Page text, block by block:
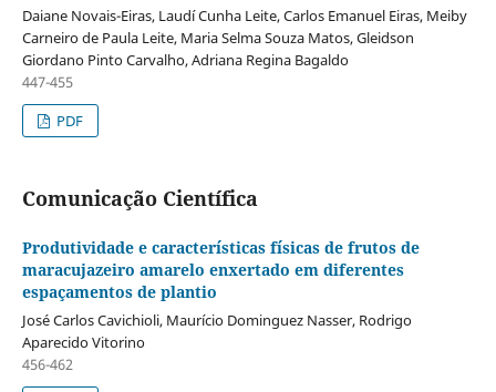
Daiane Novais-Eiras, Laudí Cunha Leite, Carlos Emanuel Eiras, Meiby
Carneiro de Paula Leite, Maria Selma Souza Matos, Gleidson
Giordano Pinto Carvalho, Adriana Regina Bagaldo
447-455
PDF
Comunicação Científica
Produtividade e características físicas de frutos de
maracujazeiro amarelo enxertado em diferentes
espaçamentos de plantio
José Carlos Cavichioli, Maurício Dominguez Nasser, Rodrigo
Aparecido Vitorino
456-462